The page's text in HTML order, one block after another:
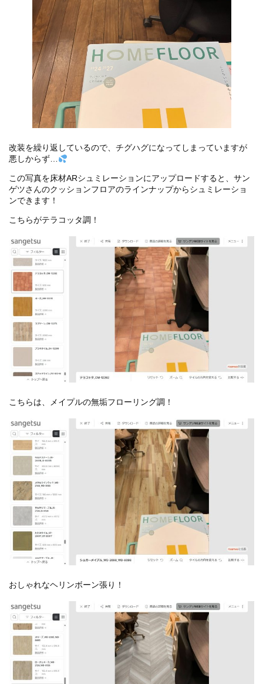
改装を繰り返しているので、チグハグになってしまっていますが
悪しからず…
この写真を床材ARシュミレーションにアップロードすると、サン
ゲツさんのクッションフロアのラインナップからシュミレーショ
ンできます！
こちらがテラコッタ調！
こちらは、メイプルの無垢フローリング調！
おしゃれなヘリンボーン張り！